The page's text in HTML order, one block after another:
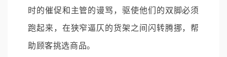
时的催促和主管的谩骂，驱使他们的双脚必须
跑起来，在狭窄逼仄的货架之间闪转腾挪，帮
助顾客挑选商品。